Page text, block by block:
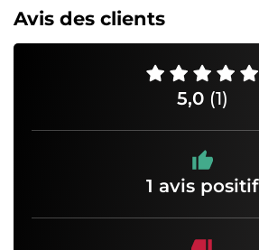
Avis des clients
5,0 (1)
1 avis positif